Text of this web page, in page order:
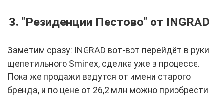
3. "Резиденции Пестово" от INGRAD
Заметим сразу: INGRAD вот-вот перейдёт в руки
щепетильного Sminex, сделка уже в процессе.
Пока же продажи ведутся от имени старого
бренда, и по цене от 26,2 млн можно приобрести